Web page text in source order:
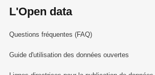
L'Open data
Questions fréquentes (FAQ)
Guide d'utilisation des données ouvertes